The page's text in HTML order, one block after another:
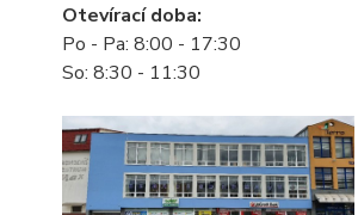
Otevírací doba:
Po - Pa: 8:00 - 17:30
So: 8:30 - 11:30